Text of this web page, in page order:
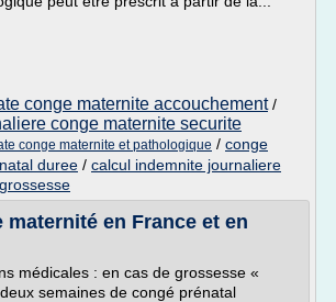
conge maternite accouchement/
conge maternite securite
conge maternite et pathologique / conge
duree / calcul indemnite journaliere
maternité en France et en
médicales : en cas de grossesse «
semaines de congé prénatal